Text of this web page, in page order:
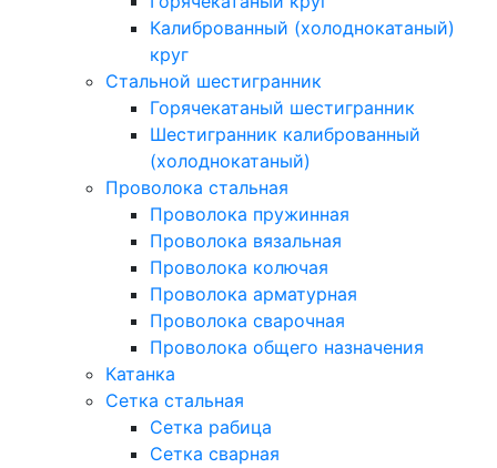
Калиброванный (холоднокатаный)
круг
Стальной шестигранник
Горячекатаный шестигранник
Шестигранник калиброванный
(холоднокатаный)
Проволока стальная
Проволока пружинная
Проволока вязальная
Проволока колючая
Проволока арматурная
Проволока сварочная
Проволока общего назначения
Катанка
Сетка стальная
Сетка рабица
Сетка сварная